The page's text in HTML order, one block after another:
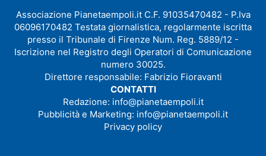
Associazione Pianetaempoli.it C.F. 91035470482 - P.Iva
06096170482 Testata giornalistica, regolarmente iscritta
presso il Tribunale di Firenze Num. Reg. 5889/12 -
Iscrizione nel Registro degli Operatori di Comunicazione
numero 30025.
Direttore responsabile: Fabrizio Fioravanti
CONTATTI
Redazione: info@pianetaempoli.it
Pubblicità e Marketing: info@pianetaempoli.it
Privacy policy